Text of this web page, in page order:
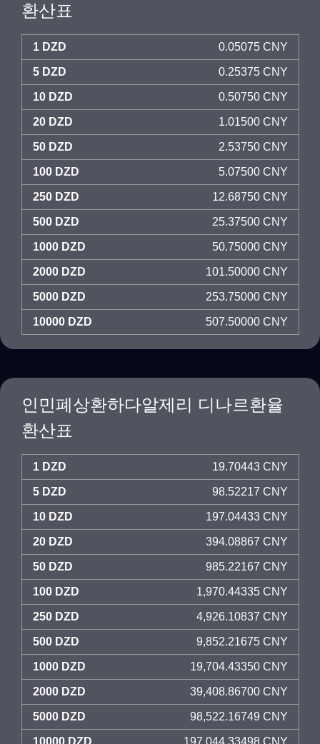
환산표
1 DZD 0.05075 CNY
5 DZD 0.25375 CNY
10 DZD 0.50750 CNY
20 DZD 1.01500 CNY
50 DZD 2.53750 CNY
100 DZD 5.07500 CNY
250 DZD 12.68750 CNY
500 DZD 25.37500 CNY
1000 DZD 50.75000 CNY
2000 DZD 101.50000 CNY
5000 DZD 253.75000 CNY
10000 DZD 507.50000 CNY
인민폐상환하다알제리 디나르환율
환산표
1 DZD 19.70443 CNY
5 DZD 98.52217 CNY
10 DZD 197.04433 CNY
20 DZD 394.08867 CNY
50 DZD 985.22167 CNY
100 DZD 1,970.44335 CNY
250 DZD 4,926.10837 CNY
500 DZD 9,852.21675 CNY
1000 DZD 19,704.43350 CNY
2000 DZD 39,408.86700 CNY
5000 DZD 98,522.16749 CNY
10000 DZD 197,044.33498 CNY